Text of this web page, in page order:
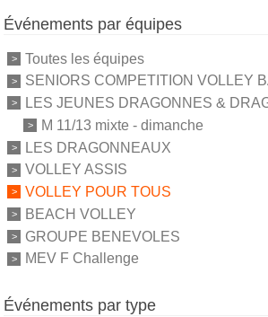
Événements par équipes
Toutes les équipes
SENIORS COMPETITION VOLLEY
LES JEUNES DRAGONNES &
M 11/13 mixte - dimanche
LES DRAGONNEAUX
VOLLEY ASSIS
VOLLEY POUR TOUS
BEACH VOLLEY
GROUPE BENEVOLES
MEV F Challenge
Événements par type